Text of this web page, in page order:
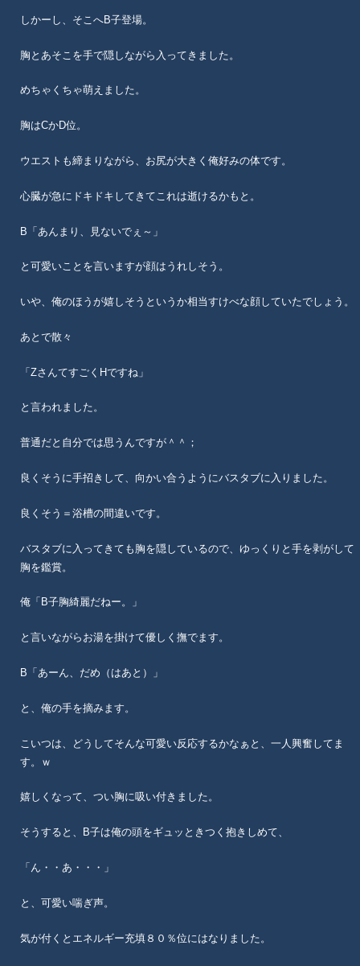
しかーし、そこへB子登場。
胸とあそこを手で隠しながら入ってきました。
めちゃくちゃ萌えました。
胸はCかD位。
ウエストも締まりながら、お尻が大きく俺好みの体です。
心臓が急にドキドキしてきてこれは逝けるかもと。
B「あんまり、見ないでぇ～」
と可愛いことを言いますが顔はうれしそう。
いや、俺のほうが嬉しそうというか相当すけべな顔していたでしょう。
あとで散々
「ZさんてすごくHですね」
と言われました。
普通だと自分では思うんですが＾＾；
良くそうに手招きして、向かい合うようにバスタブに入りました。
良くそう＝浴槽の間違いです。
バスタブに入ってきても胸を隠しているので、ゆっくりと手を剥がして
胸を鑑賞。
俺「B子胸綺麗だねー。」
と言いながらお湯を掛けて優しく撫でます。
B「あーん、だめ（はあと）」
と、俺の手を摘みます。
こいつは、どうしてそんな可愛い反応するかなぁと、一人興奮してま
す。ｗ
嬉しくなって、つい胸に吸い付きました。
そうすると、B子は俺の頭をギュッときつく抱きしめて、
「ん・・あ・・・」
と、可愛い喘ぎ声。
気が付くとエネルギー充填８０％位にはなりました。